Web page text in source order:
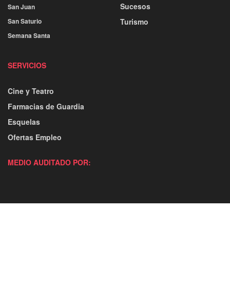
San Juan
San Saturio
Semana Santa
Sucesos
Turismo
SERVICIOS
Cine y Teatro
Farmacias de Guardia
Esquelas
Ofertas Empleo
MEDIO AUDITADO POR: